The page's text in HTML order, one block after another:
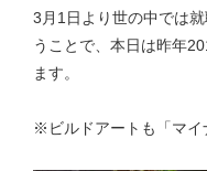
3月1日より世の中では
うことで、本日は昨年
ます。
※ビルドアートも「マイ